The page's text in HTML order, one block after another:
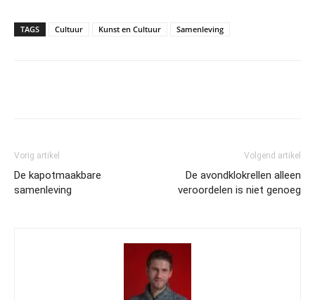
TAGS Cultuur Kunst en Cultuur Samenleving
Vorig artikel
De kapotmaakbare
samenleving
Volgend artikel
De avondklokrellen alleen
veroordelen is niet genoeg